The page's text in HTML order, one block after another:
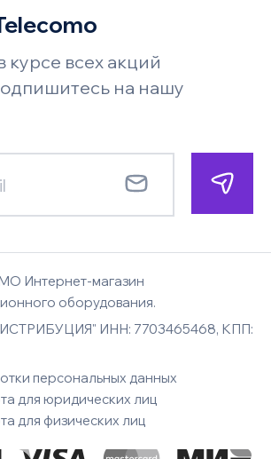
и системы
и
курсе всех акций
на нашу
Интернет-магазин
оборудования.
ИНН: 7703465468, КПП:
персональных данных
для юридических лиц
для физических лиц
электронной почты
к заказу
цене и срокам доставки
цену
доставки